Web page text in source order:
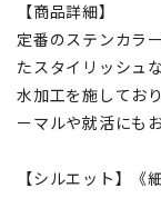
【商品詳細】
定番のステンカラ
たスタイリッシュ
水加工を施してお
ーマルや就活にも
【シルエット】《